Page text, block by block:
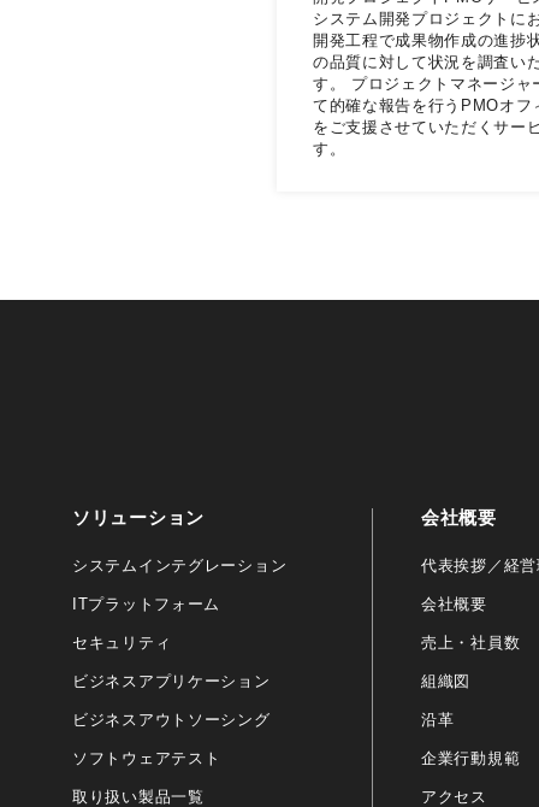
システム開発プロジェクトに
開発工程で成果物作成の進捗
の品質に対して状況を調査い
す。 プロジェクトマネージャ
て的確な報告を行うPMOオフ
をご支援させていただくサー
す。
ソリューション
システムインテグレーション
ITプラットフォーム
セキュリティ
ビジネスアプリケーション
ビジネスアウトソーシング
ソフトウェアテスト
取り扱い製品一覧
会社概要
代表挨拶／経
会社概要
売上・社員数
組織図
沿革
企業行動規範
アクセス